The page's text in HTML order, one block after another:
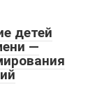
детей
—